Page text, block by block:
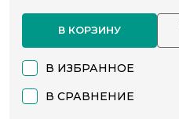
В КОРЗИНУ
В ИЗБРАННОЕ
В СРАВНЕНИЕ